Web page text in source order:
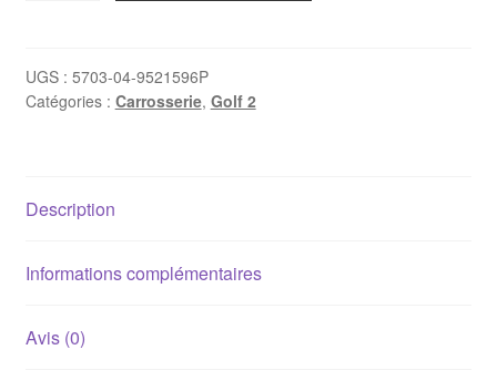
arrière
droite
1987)
UGS : 5703-04-9521596P
Catégories : Carrosserie, Golf 2
Description
Informations complémentaires
Avis (0)